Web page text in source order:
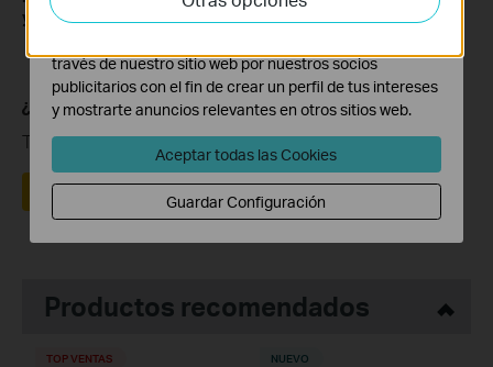
your product.
¿Es útil este artículo?
Tus comentarios nos ayudan a mejorar esta web.
Sí No
Productos recomendados
TOP VENTAS NUEVO
adaptar la funcionalidad del mismo.
través de nuestro sitio web por nuestros socios
publicitarios con el fin de crear un perfil de tus intereses
y mostrarte anuncios relevantes en otros sitios web.
Aceptar todas las Cookies
Guardar Configuración